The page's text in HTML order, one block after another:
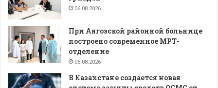
06.08.2026
При Аягозской районной больнице
построено современное МРТ-
отделение
06.08.2026
В Казахстане создается новая